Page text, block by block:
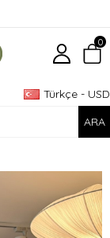
Türkçe - USD
0